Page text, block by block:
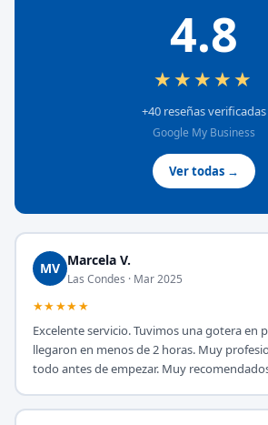
4.8
★★★★★
+40 reseñas verificadas
Google My Business
Ver todas →
MV Marcela V.
Las Condes · Mar 2025
★★★★★
Excelente servicio. Tuvimos una gotera en
llegaron en menos de 2 horas. Muy
todo antes de empezar. Muy